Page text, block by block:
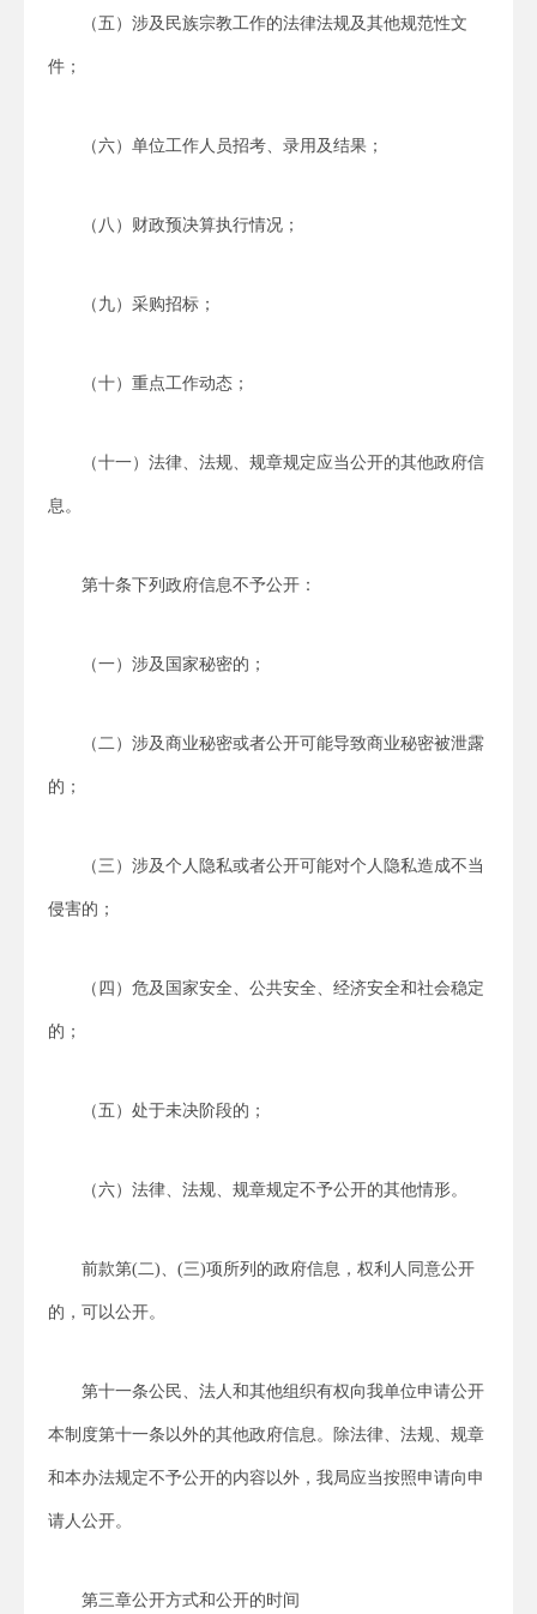
（五）涉及民族宗教工作的法律法规及其他规范性文
件；
（六）单位工作人员招考、录用及结果；
（八）财政预决算执行情况；
（九）采购招标；
（十）重点工作动态；
（十一）法律、法规、规章规定应当公开的其他政府信
息。
第十条下列政府信息不予公开：
（一）涉及国家秘密的；
（二）涉及商业秘密或者公开可能导致商业秘密被泄露
的；
（三）涉及个人隐私或者公开可能对个人隐私造成不当
侵害的；
（四）危及国家安全、公共安全、经济安全和社会稳定
的；
（五）处于未决阶段的；
（六）法律、法规、规章规定不予公开的其他情形。
前款第(二)、(三)项所列的政府信息，权利人同意公开
的，可以公开。
第十一条公民、法人和其他组织有权向我单位申请公开
本制度第十一条以外的其他政府信息。除法律、法规、规章
和本办法规定不予公开的内容以外，我局应当按照申请向申
请人公开。
第三章公开方式和公开的时间